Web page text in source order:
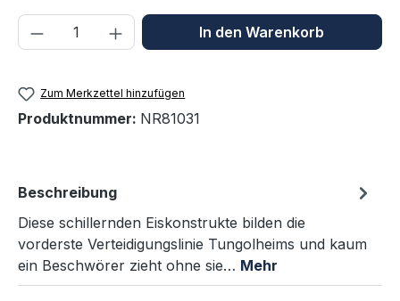
Produkt Anzahl: Gib denIn den Warenkorb
Zum Merkzettel hinzufügen
Produktnummer: NR81031
Beschreibung
Diese schillernden Eiskonstrukte bilden die
vorderste Verteidigungslinie Tungolheims und kaum
ein Beschwörer zieht ohne sie… Mehr